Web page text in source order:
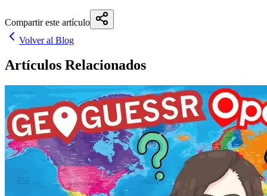
Compartir este artículo
Volver al Blog
Artículos Relacionados